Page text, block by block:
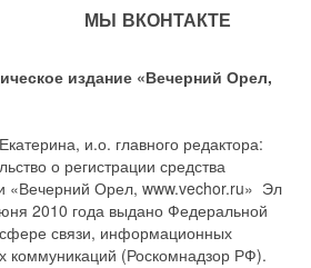
МЫ ВКОНТАКТЕ
издание «Вечерний Орел,
и.о. главного редактора:
о регистрации средства
Орел, www.vechor.ru» Эл
2010 года выдано Федеральной
связи, информационных
коммуникаций (Роскомнадзор РФ).